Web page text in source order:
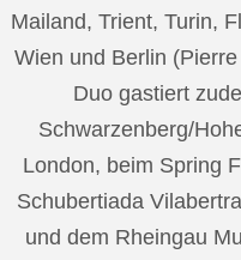
Mailand, Trient, Turin,
Wien und Berlin
Duo gastiert
Schwarzenberg/
London, beim Spring
Schubertiada
und dem Rheingau